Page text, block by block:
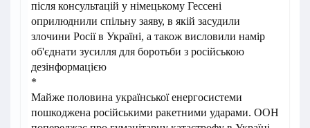
після консультацій у німецькому Гессені
оприлюднили спільну заяву, в якій засудили
злочини Росії в Україні, а також висловили намір
об'єднати зусилля для боротьби з російською
дезінформацією
*
Майже половина української енергосистеми
пошкоджена російськими ракетними ударами. ООН